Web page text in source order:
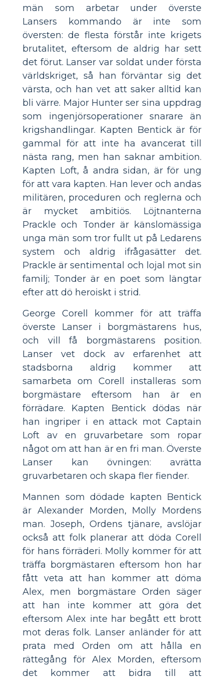
män som arbetar under överste
Lansers kommando är inte som
översten: de flesta förstår inte krigets
brutalitet, eftersom de aldrig har sett
det förut. Lanser var soldat under första
världskriget, så han förväntar sig det
värsta, och han vet att saker alltid kan
bli värre. Major Hunter ser sina uppdrag
som ingenjörsoperationer snarare än
krigshandlingar. Kapten Bentick är för
gammal för att inte ha avancerat till
nästa rang, men han saknar ambition.
Kapten Loft, å andra sidan, är för ung
för att vara kapten. Han lever och andas
militären, proceduren och reglerna och
är mycket ambitiös. Löjtnanterna
Prackle och Tonder är känslomässiga
unga män som tror fullt ut på Ledarens
system och aldrig ifrågasätter det.
Prackle är sentimental och lojal mot sin
familj; Tonder är en poet som längtar
efter att dö heroiskt i strid.
George Corell kommer för att träffa
överste Lanser i borgmästarens hus,
och vill få borgmästarens position.
Lanser vet dock av erfarenhet att
stadsborna aldrig kommer att
samarbeta om Corell installeras som
borgmästare eftersom han är en
förrädare. Kapten Bentick dödas när
han ingriper i en attack mot Captain
Loft av en gruvarbetare som ropar
något om att han är en fri man. Överste
Lanser kan övningen: avrätta
gruvarbetaren och skapa fler fiender.
Mannen som dödade kapten Bentick
är Alexander Morden, Molly Mordens
man. Joseph, Ordens tjänare, avslöjar
också att folk planerar att döda Corell
för hans förräderi. Molly kommer för att
träffa borgmästaren eftersom hon har
fått veta att han kommer att döma
Alex, men borgmästare Orden säger
att han inte kommer att göra det
eftersom Alex inte har begått ett brott
mot deras folk. Lanser anländer för att
prata med Orden om att hålla en
rättegång för Alex Morden, eftersom
det kommer att bidra till att